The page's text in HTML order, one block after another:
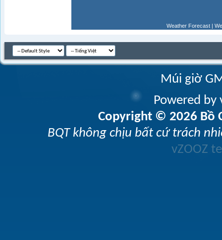
Weather Forecast |
Múi giờ
Powered
Copyright © 2026 Bồ
BQT không chịu bất cứ trách
vZOOZ